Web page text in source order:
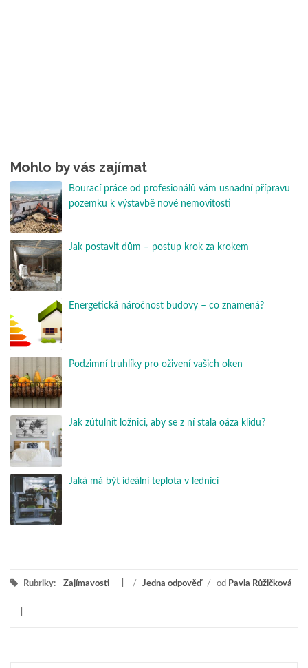
Mohlo by vás zajímat
Bourací práce od profesionálů vám usnadní přípravu
pozemku k výstavbě nové nemovitosti
Jak postavit dům – postup krok za krokem
Energetická náročnost budovy – co znamená?
Podzimní truhlíky pro oživení vašich oken
Jak zútulnit ložnici, aby se z ní stala oáza klidu?
Jaká má být ideální teplota v lednici
Rubriky: Zajímavosti / Jedna odpověď / od Pavla Růžičková